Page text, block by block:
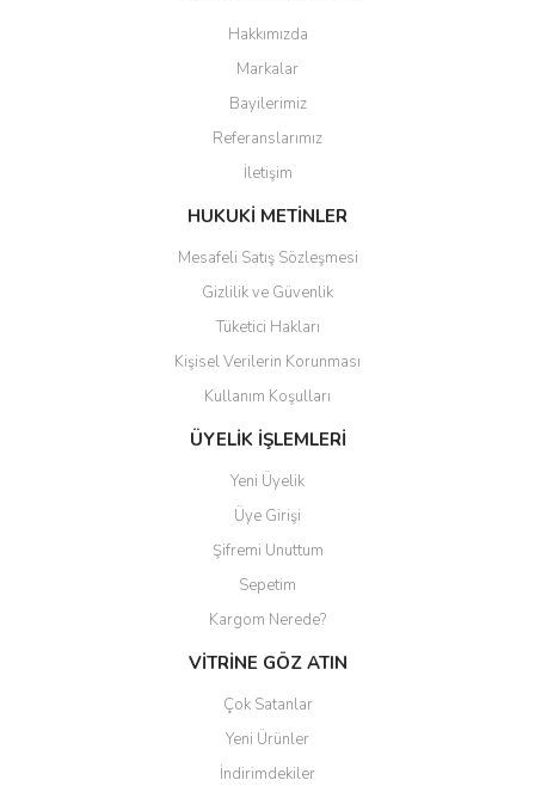
Ürün resmi kalitesiz, bozuk veya görüntülenemiyor.
Ürün açıklamasında eksik bilgiler bulunuyor.
Ürün bilgilerinde hatalar bulunuyor.
Ürün fiyatı diğer sitelerden daha pahalı.
Bu ürüne benzer farklı alternatifler olmalı.
Gönder
Hakkımızda
Markalar
Bayilerimiz
Referanslarımız
İletişim
HUKUKİ METİNLER
Mesafeli Satış Sözleşmesi
Gizlilik ve Güvenlik
Tüketici Hakları
Kişisel Verilerin Korunması
Kullanım Koşulları
ÜYELİK İŞLEMLERİ
Yeni Üyelik
Üye Girişi
Şifremi Unuttum
Sepetim
Kargom Nerede?
VİTRİNE GÖZ ATIN
Çok Satanlar
Yeni Ürünler
İndirimdekiler